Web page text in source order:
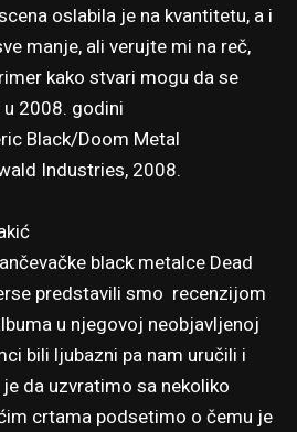
oslabila je na kvantitetu, a i
manje, ali verujte mi na reč,
kako stvari mogu da se
2008. godini
Black/Doom Metal
Industries, 2008.
black metalce Dead
predstavili smo recenzijom
u njegovoj neobjavljenoj
bili ljubazni pa nam uručili i
da uzvratimo sa nekoliko
crtama podsetimo o čemu je